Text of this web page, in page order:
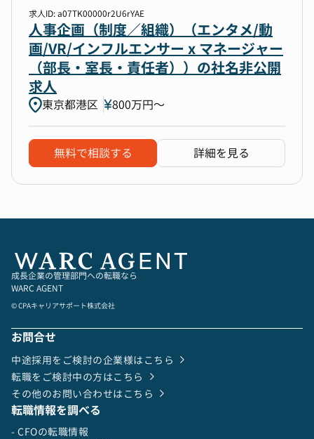
求人ID: a07TK00000r2U6rYAE
人事企画（制度／組織）（エンタメ/動
画/VR/インフルエンサー x マネージャー
（部長・室長・責任者））の社名非公開
求人
東京都港区 800万円〜
無料で相談する 詳細を見る
成長企業の管理部門への転職なら
WARC AGENT
© CPAキャリアサポート株式会社
お問合せ
中途採用をご検討の企業様はこちら
転職をご検討中の方はこちら
その他のお問い合わせはこちら
転職情報を調べる
- CFOの転職情報